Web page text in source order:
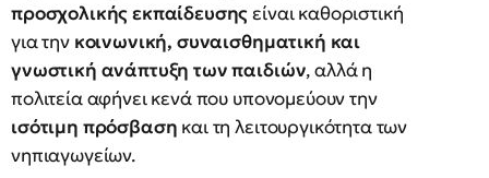
προσχολικής εκπαίδευσηςείναι καθοριστική
για την κοινωνική, συναισθηματική και
γνωστική ανάπτυξη των παιδιών, αλλά η
πολιτεία αφήνει κενά που υπονομεύουν την
ισότιμη πρόσβαση και τη λειτουργικότητα των
νηπιαγωγείων.